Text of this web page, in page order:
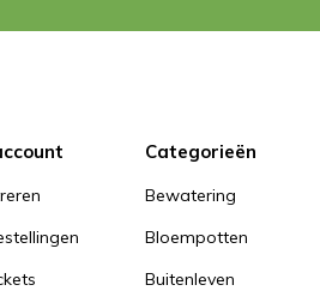
Categorieën
Bewatering
Bloempotten
Buitenleven